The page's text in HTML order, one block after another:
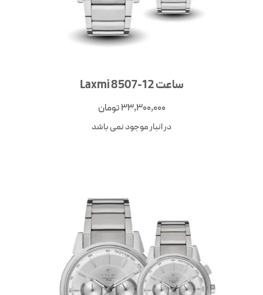
ساعت Laxmi 8507-12
33,300,000تومان
در انبار موجود نمی باشد